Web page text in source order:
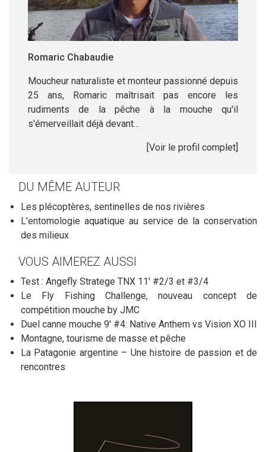
Romaric Chabaudie
Moucheur naturaliste et monteur passionné depuis
25 ans, Romaric maîtrisait pas encore les
rudiments de la pêche à la mouche qu'il
s'émerveillait déjà devant…
[Voir le profil complet]
DU MÊME AUTEUR
Les plécoptères, sentinelles de nos rivières
L'entomologie aquatique au service de la conservation
des milieux
VOUS AIMEREZ AUSSI
Test : Angefly Stratege TNX 11' #2/3 et #3/4
Le Fly Fishing Challenge, nouveau concept de
compétition mouche by JMC
Duel canne mouche 9' #4: Native Anthem vs Vision XO III
Montagne, tourisme de masse et pêche
La Patagonie argentine – Une histoire de passion et de
rencontres